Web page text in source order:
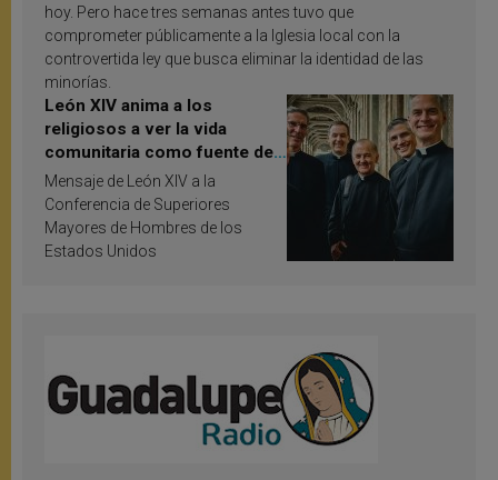
hoy. Pero hace tres semanas antes tuvo que
comprometer públicamente a la Iglesia local con la
controvertida ley que busca eliminar la identidad de las
minorías.
León XIV anima a los
religiosos a ver la vida
comunitaria como fuente de
inspiración y santificación
Mensaje de León XIV a la
Conferencia de Superiores
Mayores de Hombres de los
Estados Unidos